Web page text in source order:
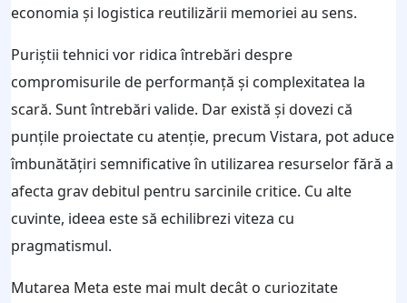
economia și logistica reutilizării memoriei au sens.
Puriștii tehnici vor ridica întrebări despre
compromisurile de performanță și complexitatea la
scară. Sunt întrebări valide. Dar există și dovezi că
punțile proiectate cu atenție, precum Vistara, pot aduce
îmbunătățiri semnificative în utilizarea resurselor fără a
afecta grav debitul pentru sarcinile critice. Cu alte
cuvinte, ideea este să echilibrezi viteza cu
pragmatismul.
Mutarea Meta este mai mult decât o curiozitate